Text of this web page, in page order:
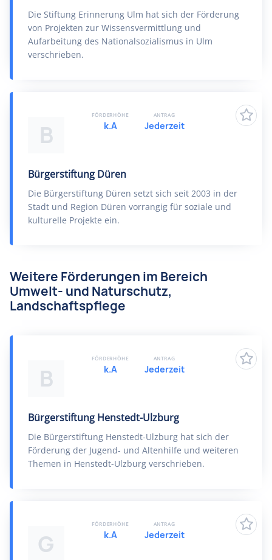
Die Stiftung Erinnerung Ulm hat sich der Förderung
von Projekten zur Wissensvermittlung und
Aufarbeitung des Nationalsozialismus in Ulm
verschrieben.
B
Bürgerstiftung Düren
Die Bürgerstiftung Düren setzt sich seit 2003 in der
Stadt und Region Düren vorrangig für soziale und
kulturelle Projekte ein.
FÖRDERHÖHE
k.A
ANTRAG
Jederzeit
Weitere Förderungen im Bereich
Umwelt- und Naturschutz,
Landschaftspflege
B
Bürgerstiftung Henstedt-Ulzburg
Die Bürgerstiftung Henstedt-Ulzburg hat sich der
Förderung der Jugend- und Altenhilfe und weiteren
Themen in Henstedt-Ulzburg verschrieben.
FÖRDERHÖHE
k.A
ANTRAG
Jederzeit
G
FÖRDERHÖHE
k.A
ANTRAG
Jederzeit